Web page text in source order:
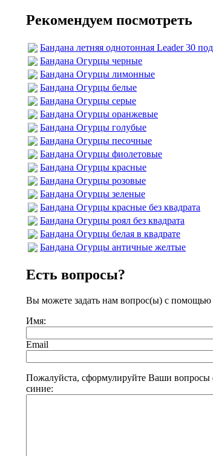
Рекомендуем посмотреть
Бандана летняя однотонная Leader 30
Бандана Огурцы черные
Бандана Огурцы лимонные
Бандана Огурцы белые
Бандана Огурцы серые
Бандана Огурцы оранжевые
Бандана Огурцы голубые
Бандана Огурцы песочные
Бандана Огурцы фиолетовые
Бандана Огурцы красные
Бандана Огурцы розовые
Бандана Огурцы зеленые
Бандана Огурцы красные без квадрата
Бандана Огурцы роял без квадрата
Бандана Огурцы белая в квадрате
Бандана Огурцы античные желтые
Есть вопросы?
Вы можете задать нам вопрос(ы) с
Имя:
Email
Пожалуйста, сформулируйте Ваши вопросы
синие: